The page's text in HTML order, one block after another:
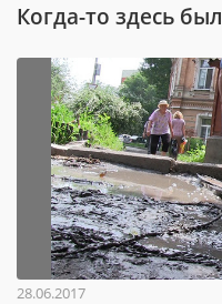
Когда-то здесь
28.06.2017